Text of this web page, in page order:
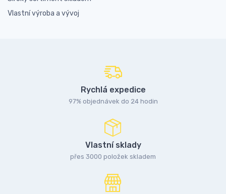
Vlastní výroba a vývoj
Rychlá expedice
97% objednávek do 24 hodin
Vlastní sklady
přes 3000 položek skladem